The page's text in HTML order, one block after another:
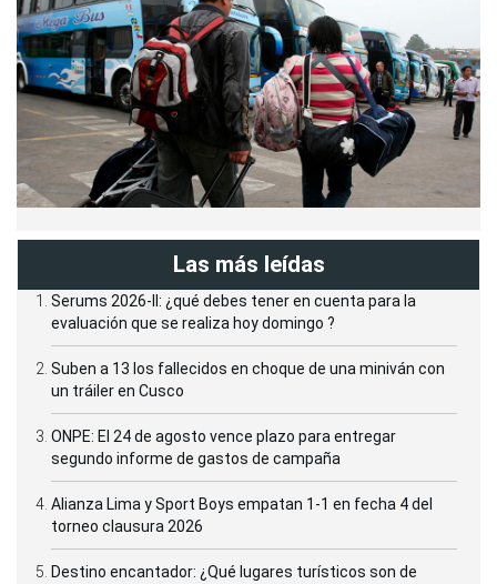
Las más leídas
Serums 2026-II: ¿qué debes tener en cuenta para la
evaluación que se realiza hoy domingo ?
Suben a 13 los fallecidos en choque de una miniván con
un tráiler en Cusco
ONPE: El 24 de agosto vence plazo para entregar
segundo informe de gastos de campaña
Alianza Lima y Sport Boys empatan 1-1 en fecha 4 del
torneo clausura 2026
Destino encantador: ¿Qué lugares turísticos son de